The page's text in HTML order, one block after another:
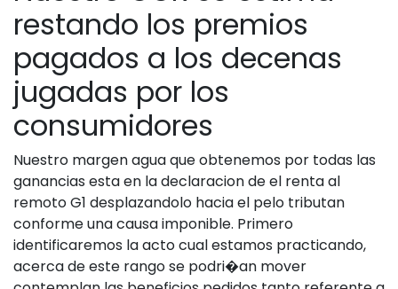
restando los premios
pagados a los decenas
jugadas por los
consumidores
Nuestro margen agua que obtenemos por todas las
ganancias esta en la declaracion de el renta al
remoto G1 desplazandolo hacia el pelo tributan
conforme una causa imponible. Primero
identificaremos la acto cual estamos practicando,
acerca de este rango se podri�an mover